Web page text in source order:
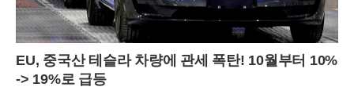
EU, 중국산 테슬라 차량에 관세 폭탄! 10월부터 10%
-> 19%로 급등